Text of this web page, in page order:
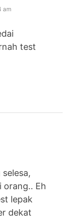
am
test
orang.. Eh
lepak
dekat